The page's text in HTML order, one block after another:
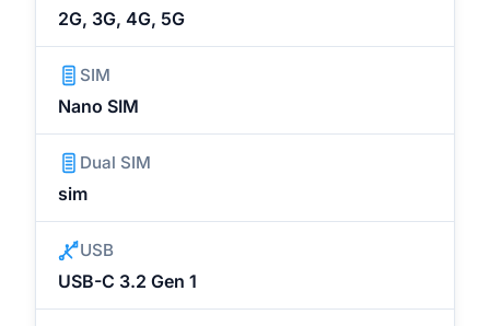
2G, 3G, 4G, 5G
SIM
Nano SIM
Dual SIM
sim
USB
USB-C 3.2 Gen 1